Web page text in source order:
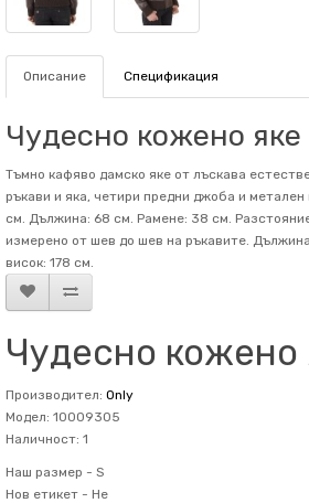
Описание Спецификация
Чудесно кожено яке
Тъмно кафяво дамско яке от лъскава
ръкави и яка, четири предни джоба и метален
см. Дължина: 68 см. Рамене: 38 см.
измерено от шев до шев на ръкавите.
висок: 178 см.
Чудесно кожено
Производител: Only
Модел: 10009305
Наличност: 1
Наш размер - S
Нов етикет - Не